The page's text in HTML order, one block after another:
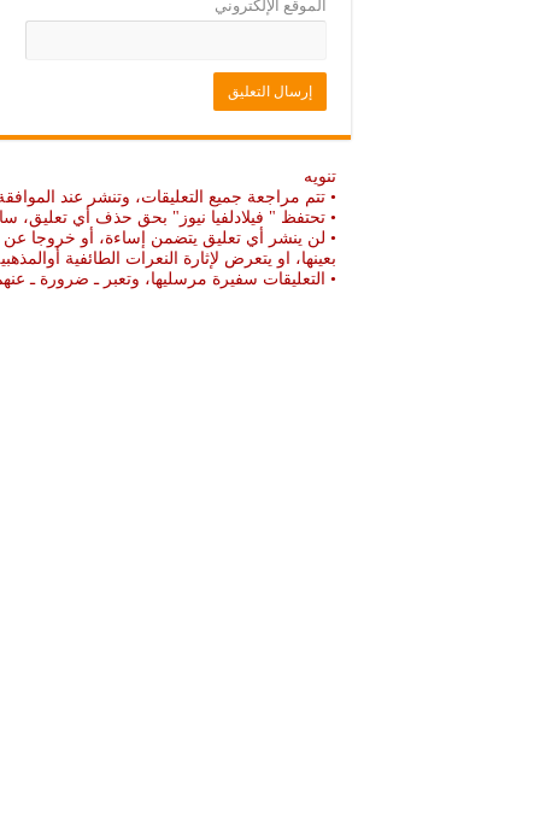
الموقع الإلكتروني
تنويه
• تتم مراجعة جميع التعليقات، وتنشر عند
• تحتفظ " فيلادلفيا نيوز" بحق حذف أي تعليق،
• لن ينشر أي تعليق يتضمن إساءة، أو خروجا عن
بعينها، او يتعرض لإثارة النعرات الطائفية
• التعليقات سفيرة مرسليها، وتعبر ـ ضرورة